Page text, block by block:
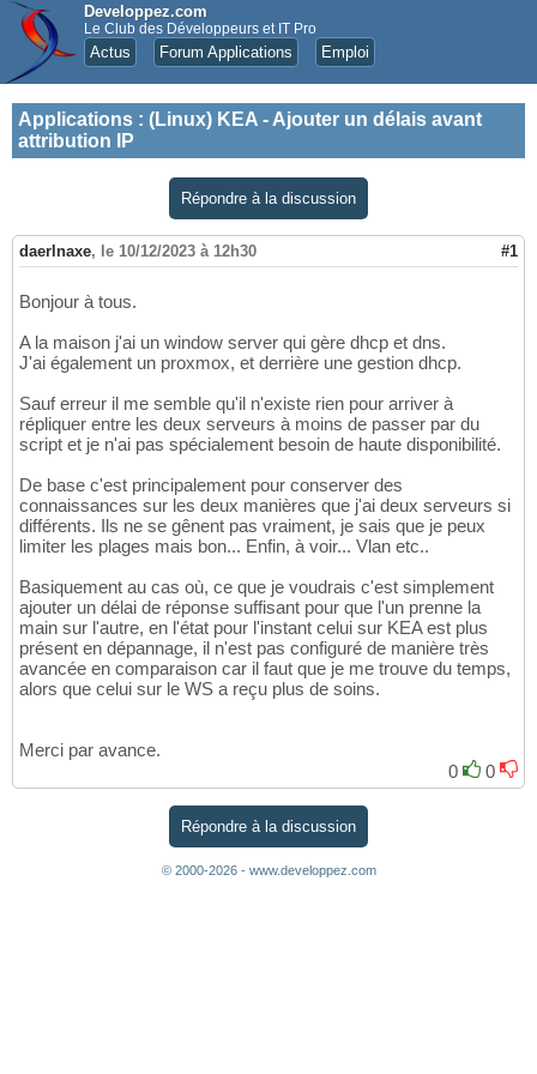
Developpez.com
Le Club des Développeurs et IT Pro
Actus Forum Applications Emploi
Applications : (Linux) KEA - Ajouter un délais avant
attribution IP
Répondre à la discussion
daerlnaxe, le 10/12/2023 à 12h30 #1
Bonjour à tous.
A la maison j'ai un window server qui gère dhcp et dns.
J'ai également un proxmox, et derrière une gestion dhcp.
Sauf erreur il me semble qu'il n'existe rien pour arriver à
répliquer entre les deux serveurs à moins de passer par du
script et je n'ai pas spécialement besoin de haute disponibilité.
De base c'est principalement pour conserver des
connaissances sur les deux manières que j'ai deux serveurs si
différents. Ils ne se gênent pas vraiment, je sais que je peux
limiter les plages mais bon... Enfin, à voir... Vlan etc..
Basiquement au cas où, ce que je voudrais c'est simplement
ajouter un délai de réponse suffisant pour que l'un prenne la
main sur l'autre, en l'état pour l'instant celui sur KEA est plus
présent en dépannage, il n'est pas configuré de manière très
avancée en comparaison car il faut que je me trouve du temps,
alors que celui sur le WS a reçu plus de soins.
Merci par avance.
0
0
Répondre à la discussion
© 2000-2026 - www.developpez.com